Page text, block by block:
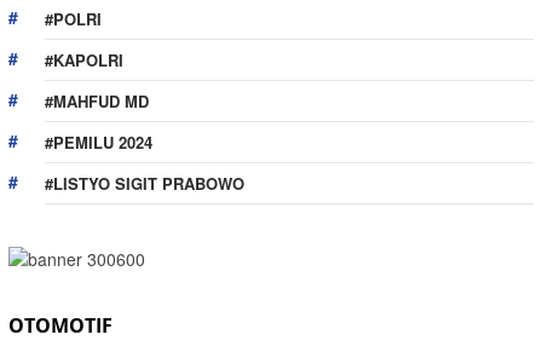
#POLRI
#KAPOLRI
#MAHFUD MD
#PEMILU 2024
#LISTYO SIGIT PRABOWO
OTOMOTIF